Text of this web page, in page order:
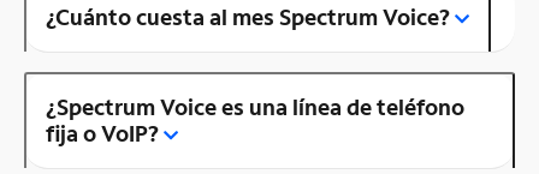
¿Cuánto cuesta al mes Spectrum Voice?
¿Spectrum Voice es una línea de teléfono
fija o VoIP?